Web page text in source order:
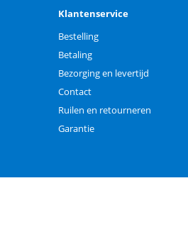
Klantenservice
Bestelling
Betaling
Bezorging en levertijd
Contact
Ruilen en retourneren
Garantie